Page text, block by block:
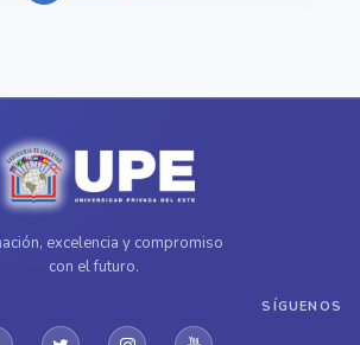
excelencia y compromiso
con el futuro.
SÍGUENOS